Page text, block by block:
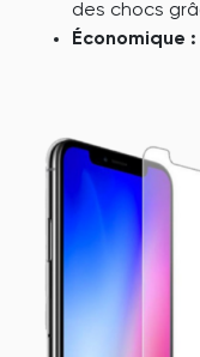
des chocs
Économique :